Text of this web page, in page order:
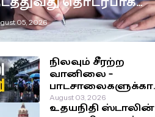
தீர்மானம்!
05, 2026
நிலவும் சீரற்ற
வானிலை –
பாடசாலைகளுக்கா
ன விடுமுறை
தொடர்பில்
August 03, 2026
உதயநிதி ஸ்டாலின்